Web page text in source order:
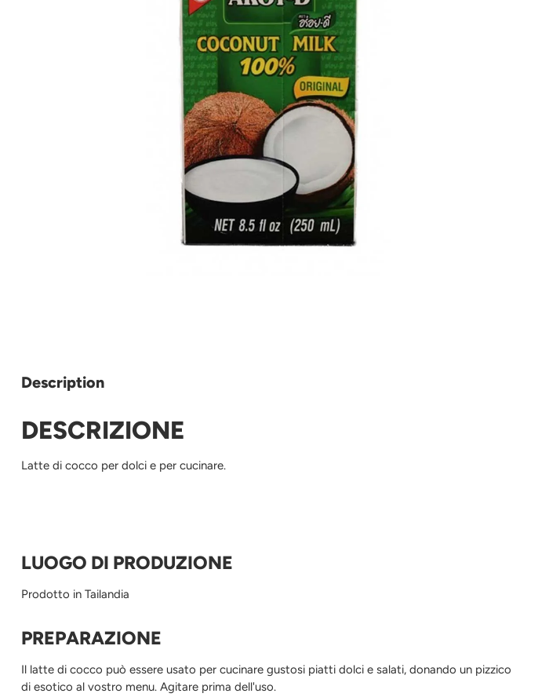
Description
DESCRIZIONE
Latte di cocco per dolci e per cucinare.
LUOGO DI PRODUZIONE
Prodotto in Tailandia
PREPARAZIONE
Il latte di cocco può essere usato per cucinare gustosi piatti dolci e salati, donando un pizzico
di esotico al vostro menu. Agitare prima dell'uso.